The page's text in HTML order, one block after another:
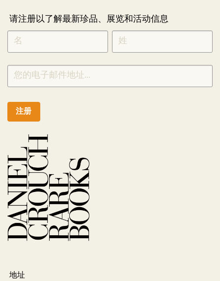
请注册以了解最新珍品、展览和活动信息
NEWLETTER
SIGNUP
CHINESE
*
注册
地址